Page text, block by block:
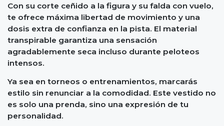
Con su corte ceñido a la figura y su falda con vuelo,
te ofrece máxima libertad de movimiento y una
dosis extra de confianza en la pista. El material
transpirable garantiza una sensación
agradablemente seca incluso durante peloteos
intensos.
Ya sea en torneos o entrenamientos, marcarás
estilo sin renunciar a la comodidad. Este vestido no
es solo una prenda, sino una expresión de tu
personalidad.